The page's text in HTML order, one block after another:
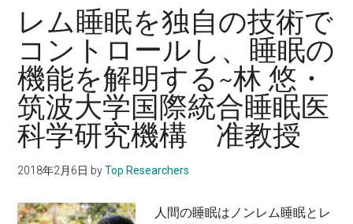
京
大
学
大
学
院
総
合
文
研
心
と
し
た
制
御
シ
ス
テ
を
レム睡眠を独自の技術で
コントロールし、睡眠の
機能を解明する~林 悠・
筑波大学国際統合睡眠医
科学研究機構 准教授
2018年2月6日 byTop Researchers
人間の睡眠はノンレム睡眠とレ